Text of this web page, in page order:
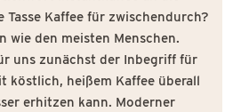
Tasse Kaffee für zwischendurch?
wie den meisten Menschen.
uns zunächst der Inbegriff für
köstlich, heißem Kaffee überall
erhitzen kann. Moderner